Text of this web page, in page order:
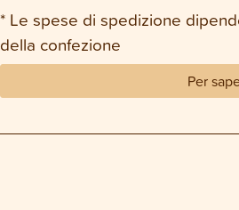
* Le spese di spedizione
della confezione
Per